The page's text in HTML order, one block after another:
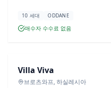
10 세대 ODDANE
매수자 수수료 없음
신규 분양
Villa Viva
브로츠와프, 하실레시아